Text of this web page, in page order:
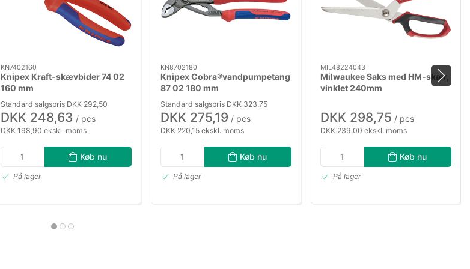
KN7402160
Knipex Kraft-skævbider 74 02
160 mm
Standard salgspris DKK 292,50
DKK 248,63 / pcs
DKK 198,90 ekskl. moms
Køb nu
På lager
KN8702180
Knipex Cobra®vandpumpetang
87 02 180 mm
Standard salgspris DKK 323,75
DKK 275,19 / pcs
DKK 220,15 ekskl. moms
Køb nu
På lager
MIL48224043
Milwaukee Saks med HM-skær,
vinklet 240mm
DKK 298,75 / pcs
DKK 239,00 ekskl. moms
Køb nu
På lager